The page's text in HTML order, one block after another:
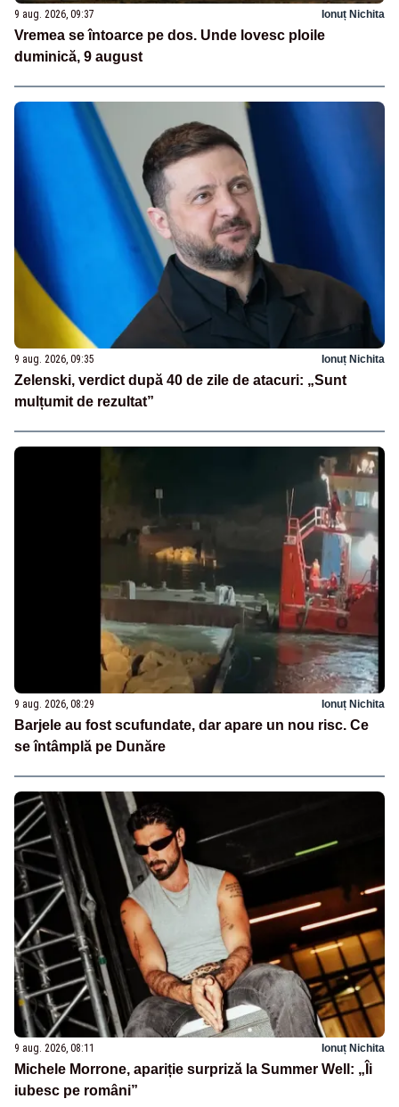
9 aug. 2026, 09:37 Ionuț Nichita
Vremea se întoarce pe dos. Unde lovesc ploile
duminică, 9 august
9 aug. 2026, 09:35 Ionuț Nichita
Zelenski, verdict după 40 de zile de atacuri: „Sunt
mulțumit de rezultat”
9 aug. 2026, 08:29 Ionuț Nichita
Barjele au fost scufundate, dar apare un nou risc. Ce
se întâmplă pe Dunăre
9 aug. 2026, 08:11 Ionuț Nichita
Michele Morrone, apariție surpriză la Summer Well: „Îi
iubesc pe români”